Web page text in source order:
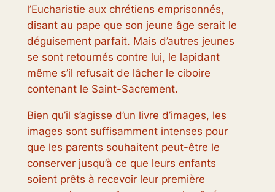
l’Eucharistie aux chrétiens emprisonnés,
disant au pape que son jeune âge serait le
déguisement parfait. Mais d’autres jeunes
se sont retournés contre lui, le lapidant
même s’il refusait de lâcher le ciboire
contenant le Saint-Sacrement.
Bien qu’il s’agisse d’un livre d’images, les
images sont suffisamment intenses pour
que les parents souhaitent peut-être le
conserver jusqu’à ce que leurs enfants
soient prêts à recevoir leur première